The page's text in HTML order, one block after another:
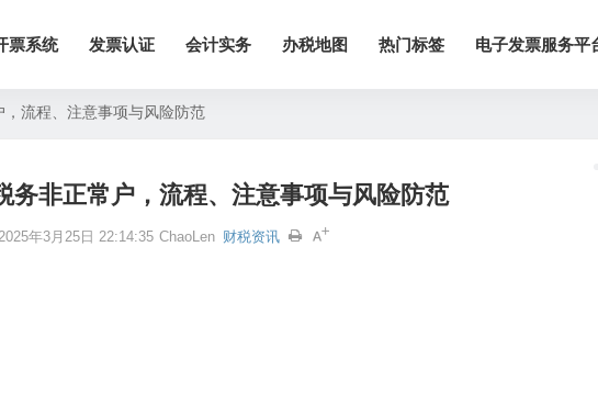
票系统 发票认证 会计实务 办税地图 热门标签 电子发票服务平
流程、注意事项与风险防范
务非正常户，流程、注意事项与风险防范
年3月25日 22:14:35 ChaoLen 财税资讯